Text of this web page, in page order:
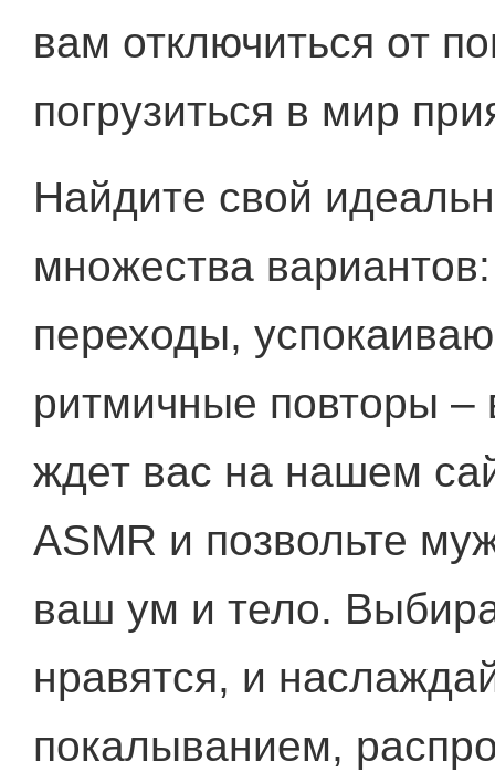
вам отключиться от
погрузиться в мир
Найдите свой
множества
переходы,
ритмичные повторы –
ждет вас на нашем
ASMR и позвольте
ваш ум и тело.
нравятся, и
покалыванием,